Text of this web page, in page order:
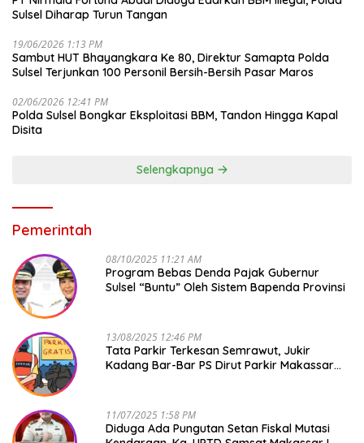
Sulsel Diharap Turun Tangan
19/06/2026 1:13 PM
Sambut HUT Bhayangkara Ke 80, Direktur Samapta Polda
Sulsel Terjunkan 100 Personil Bersih-Bersih Pasar Maros
02/06/2026 12:41 PM
Polda Sulsel Bongkar Eksploitasi BBM, Tandon Hingga Kapal
Disita
Selengkapnya
Pemerintah
08/10/2025 11:21 AM
Program Bebas Denda Pajak Gubernur
Sulsel “Buntu” Oleh Sistem Bapenda Provinsi
13/08/2025 12:46 PM
Tata Parkir Terkesan Semrawut, Jukir
Kadang Bar-Bar PS Dirut Parkir Makassar
11/07/2025 1:58 PM
Diduga Ada Pungutan Setan Fiskal Mutasi